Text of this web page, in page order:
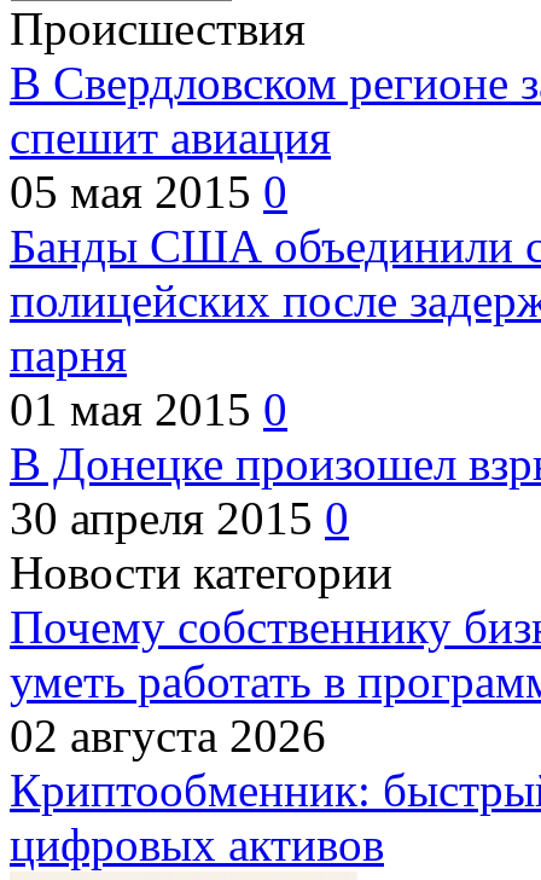
Происшествия
В Свердловском регионе
спешит авиация
05 мая 2015 0
Банды США объединили
полицейских после
парня
01 мая 2015 0
В Донецке произошел
30 апреля 2015 0
Новости категории
Почему собственнику
уметь работать в
02 августа 2026
Криптообменник:
цифровых активов